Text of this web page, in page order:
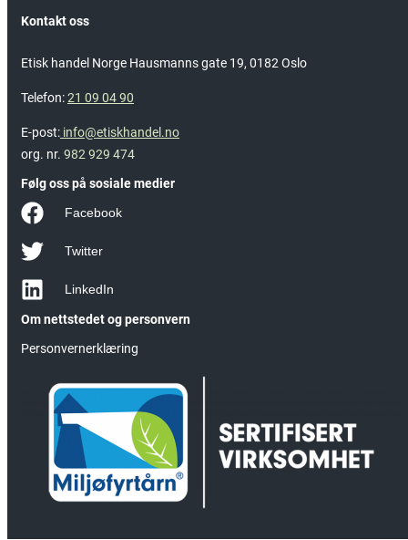
Kontakt oss
Etisk handel Norge Hausmanns gate 19, 0182 Oslo
Telefon:21 09 04 90
E-post: info@etiskhandel.no
org. nr. 982 929 474
Følg oss på sosiale medier
Facebook
Twitter
LinkedIn
Om nettstedet og personvern
Personvernerklæring